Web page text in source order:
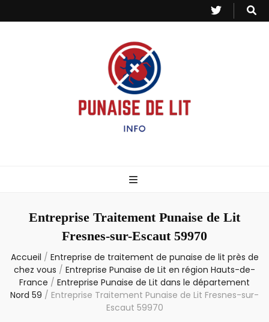
– Info
Entreprise Traitement Punaise de Lit
Fresnes-sur-Escaut 59970
Accueil / Entreprise de traitement de punaise de lit près de
chez vous / Entreprise Punaise de Lit en région Hauts-de-
France / Entreprise Punaise de Lit dans le département
Nord 59 / Entreprise Traitement Punaise de Lit Fresnes-sur-
Escaut 59970